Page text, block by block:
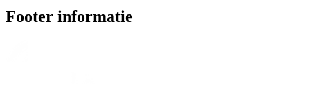
Footer informatie